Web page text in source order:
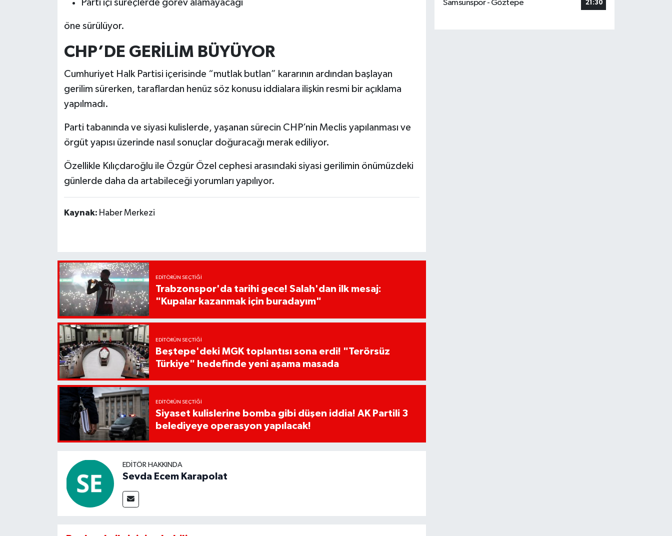
Parti içi süreçlerde görev alamayacağı
öne sürülüyor.
CHP’DE GERİLİM BÜYÜYOR
Cumhuriyet Halk Partisi içerisinde “mutlak butlan” kararının ardından başlayan
gerilim sürerken, taraflardan henüz söz konusu iddialara ilişkin resmi bir açıklama
yapılmadı.
Parti tabanında ve siyasi kulislerde, yaşanan sürecin CHP’nin Meclis yapılanması ve
örgüt yapısı üzerinde nasıl sonuçlar doğuracağı merak ediliyor.
Özellikle Kılıçdaroğlu ile Özgür Özel cephesi arasındaki siyasi gerilimin önümüzdeki
günlerde daha da artabileceği yorumları yapılıyor.
Kaynak: Haber Merkezi
EDITÖRÜN SEÇTIĞI
Trabzonspor'da tarihi gece! Salah'dan ilk mesaj:
"Kupalar kazanmak için buradayım"
EDITÖRÜN SEÇTIĞI
Beştepe'deki MGK toplantısı sona erdi! "Terörsüz
Türkiye" hedefinde yeni aşama masada
EDITÖRÜN SEÇTIĞI
Siyaset kulislerine bomba gibi düşen iddia! AK Partili 3
belediyeye operasyon yapılacak!
EDITÖR HAKKINDA
Sevda Ecem Karapolat
Samsunspor - Göztepe
21:30